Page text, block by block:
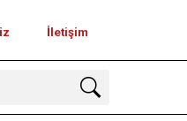
İletişim